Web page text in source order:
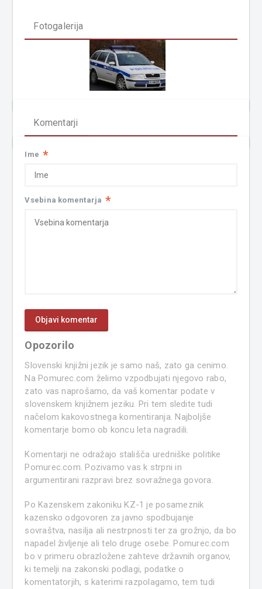
Fotogalerija
Komentarji
Ime *
Vsebina komentarja *
Opozorilo
Slovenski knjižni jezik je samo naš, zato ga cenimo.
Na Pomurec.com želimo vzpodbujati njegovo rabo,
zato vas naprošamo, da vaš komentar podate v
slovenskem knjižnem jeziku. Pri tem sledite tudi
načelom kakovostnega komentiranja. Najboljše
komentarje bomo ob koncu leta nagradili.
Komentarji ne odražajo stališča uredniške politike
Pomurec.com. Pozivamo vas k strpni in
argumentirani razpravi brez sovražnega govora.
Po Kazenskem zakoniku KZ-1 je posameznik
kazensko odgovoren za javno spodbujanje
sovraštva, nasilja ali nestrpnosti ter za grožnjo, da bo
napadel življenje ali telo druge osebe. Pomurec.com
bo v primeru obrazložene zahteve državnih organov,
ki temelji na zakonski podlagi, podatke o
komentatorjih, s katerimi razpolagamo, tem tudi